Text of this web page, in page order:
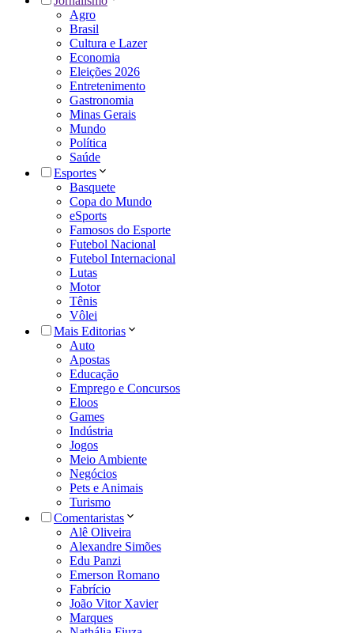
Agro
Brasil
Cultura e Lazer
Economia
Eleições 2026
Entretenimento
Gastronomia
Minas Gerais
Mundo
Política
Saúde
Esportes
Basquete
Copa do Mundo
eSports
Famosos do Esporte
Futebol Nacional
Futebol Internacional
Lutas
Motor
Tênis
Vôlei
Mais Editorias
Auto
Apostas
Educação
Emprego e Concursos
Eloos
Games
Indústria
Jogos
Meio Ambiente
Negócios
Pets e Animais
Turismo
Comentaristas
Alê Oliveira
Alexandre Simões
Edu Panzi
Emerson Romano
Fabrício
João Vitor Xavier
Marques